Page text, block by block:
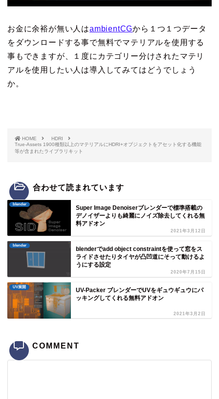
お金に余裕が無い人はambientCGから１つ１つデータ
をダウンロードする事で無料でマテリアルを使用する
事もできますが、１度にカテゴリー分けされたマテリ
アルを使用したい人は導入してみてはどうでしょう
か。
HOME
HDRI
True-Assets 1900種類以上のマテリアルにHDRI+オブジェクトをアセット化する機能
等が含まれたライブラリキット
合わせて読まれています
blender
Super Image Denoiserブレンダーで標準搭載の
デノイザーよりも綺麗にノイズ除去してくれる無
料アドオン
2021年3月12日
blender
blenderでadd object constraintを使って窓をス
ライドさせたりタイヤが凸凹道にそって動けるよ
うにする設定
2020年7月15日
UV展開
UV-Packer ブレンダーでUVをギュウギュウにパ
ッキングしてくれる無料アドオン
2021年3月2日
COMMENT